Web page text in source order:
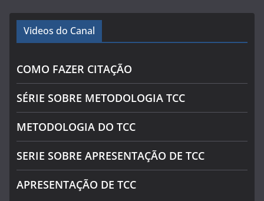
Videos do Canal
COMO FAZER CITAÇÃO
SÉRIE SOBRE METODOLOGIA TCC
METODOLOGIA DO TCC
SERIE SOBRE APRESENTAÇÃO DE TCC
APRESENTAÇÃO DE TCC